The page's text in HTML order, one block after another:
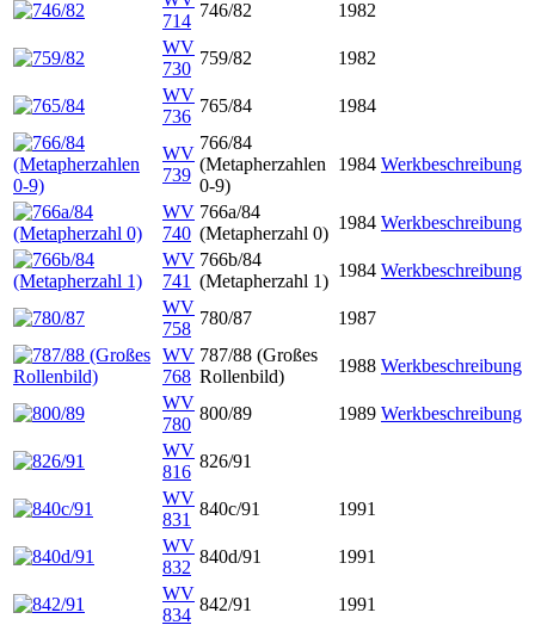
714
746/82
1982
WV
730
759/82
1982
WV
736
765/84 1984
WV
739
766/84
(Metapherzahlen
0-9)
1984 Werkbeschreibung
WV
740
766a/84
(Metapherzahl 0)
1984 Werkbeschreibung
WV
741
766b/84
(Metapherzahl 1)
1984 Werkbeschreibung
WV
758
780/87
1987
WV
768
787/88 (Großes
Rollenbild)
1988 Werkbeschreibung
WV
780
800/89 1989 Werkbeschreibung
WV
816
826/91
WV
831
840c/91
1991
WV
832
840d/91
1991
WV
834
842/91
1991